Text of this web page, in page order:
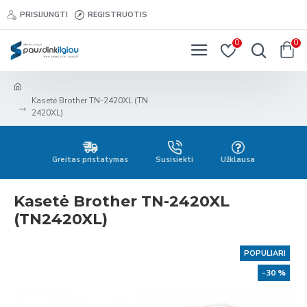
PRISIJUNGTI REGISTRUOTIS
0 0
Kasetė Brother TN-2420XL (TN
2420XL)
Greitas pristatymas Susisiekti Užklausa
Kasetė Brother TN-2420XL
(TN2420XL)
POPULIARI
-30 %